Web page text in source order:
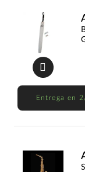
Entrega en